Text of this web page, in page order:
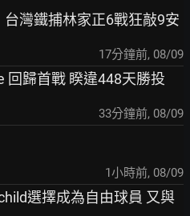
台灣鐵捕林家正6戰狂敲9安
17分鐘前, 08/09
回歸首戰 睽違448天勝投
33分鐘前, 08/09
1小時前, 08/09
選擇成為自由球員 又與